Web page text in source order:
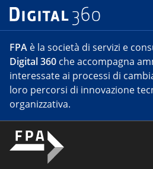
FPA è la società di servizi e
Digital 360 che accompagna
interessate ai processi di
loro percorsi di innovazione
organizzativa.